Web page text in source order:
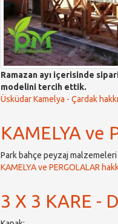
Ramazan ayı içerisinde
modelini tercih ettik.
Üsküdar Kamelya - Çardak
KAMELYA ve
Park bahçe peyzaj
KAMELYA ve PERGOLALAR
3 X 3 KARE -